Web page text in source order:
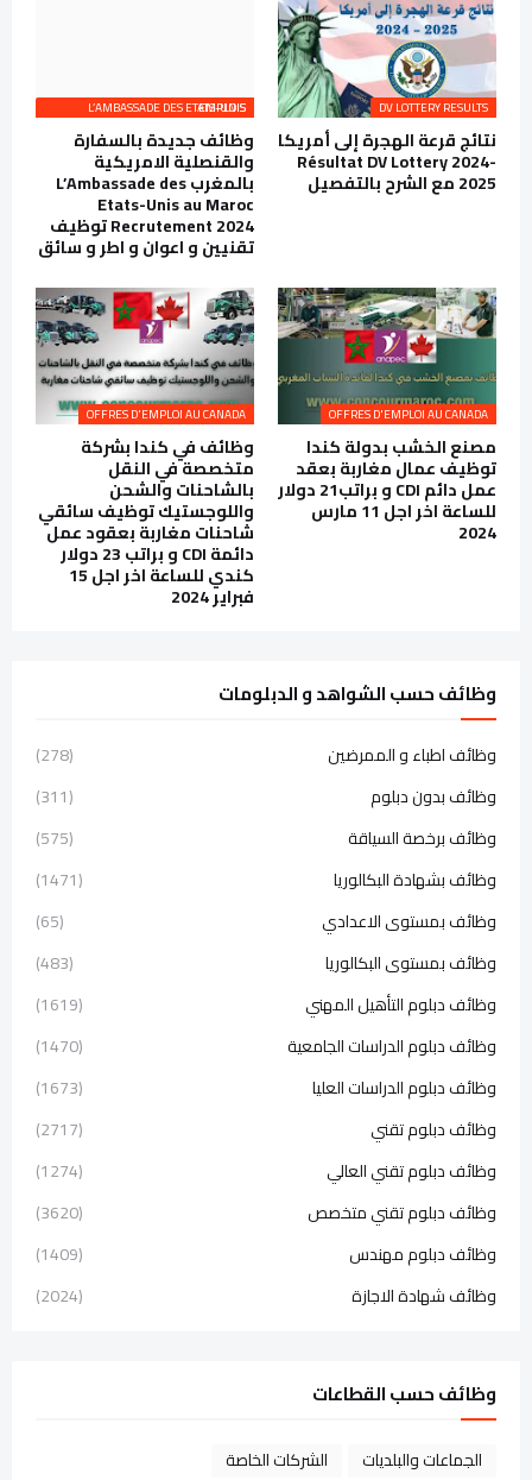
DV LOTTERY RESULTS
نتائج قرعة الهجرة إلى أمريكا
Résultat DV Lottery 2024-
2025 مع الشرح بالتفصيل
L’AMBASSADE DES ETATS-UNIS EMPLOIS
وظائف جديدة بالسفارة
والقنصلية الامريكية
بالمغرب L’Ambassade des
Etats-Unis au Maroc
Recrutement 2024 توظيف
تقنيين و اعوان و اطر و سائق
OFFRES D'EMPLOI AU CANADA
مصنع الخشب بدولة كندا
توظيف عمال مغاربة بعقد
عمل دائم CDI و براتب21 دولار
للساعة اخر اجل 11 مارس
2024
OFFRES D'EMPLOI AU CANADA
وظائف في كندا بشركة
متخصصة في النقل
بالشاحنات والشحن
واللوجستيك توظيف سائقي
شاحنات مغاربة بعقود عمل
دائمة CDI و براتب 23 دولار
كندي للساعة اخر اجل 15
فبراير 2024
وظائف حسب الشواهد و الدبلومات
وظائف اطباء و الممرضين
(278)
وظائف بدون دبلوم
(311)
وظائف برخصة السياقة
(575)
وظائف بشهادة البكالوريا
(1471)
وظائف بمستوى الاعدادي
(65)
وظائف بمستوى البكالوريا
(483)
وظائف دبلوم التأهيل المهني
(1619)
وظائف دبلوم الدراسات الجامعية
(1470)
وظائف دبلوم الدراسات العليا
(1673)
وظائف دبلوم تقني
(2717)
وظائف دبلوم تقني العالي
(1274)
وظائف دبلوم تقني متخصص
(3620)
وظائف دبلوم مهندس
(1409)
وظائف شهادة الاجازة
(2024)
وظائف حسب القطاعات
الجماعات والبلديات
الشركات الخاصة